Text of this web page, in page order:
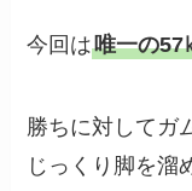
今回は唯一の57
勝ちに対してガ
じっくり脚を溜